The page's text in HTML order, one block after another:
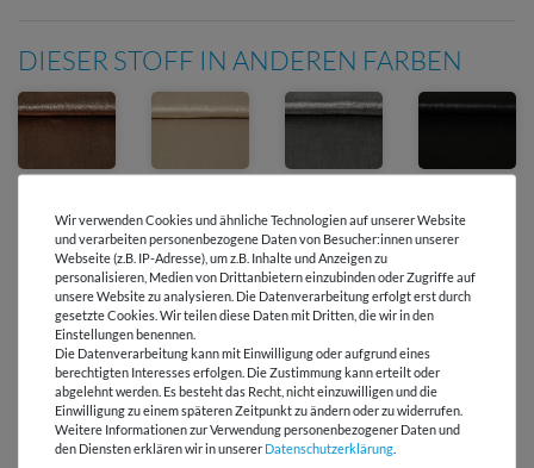
DIESER STOFF IN ANDEREN FARBEN
Versandkostenfrei ab 60 € -
Lieferung mit DHL
E-Mail Kundenservice
Antwort in 24h
Über 98% positive
Bewertungen
Wir verwenden Cookies und ähnliche Technologien auf unserer Website
und verarbeiten personenbezogene Daten von Besucher:innen unserer
Webseite (z.B. IP-Adresse), um z.B. Inhalte und Anzeigen zu
personalisieren, Medien von Drittanbietern einzubinden oder Zugriffe auf
unsere Website zu analysieren. Die Datenverarbeitung erfolgt erst durch
gesetzte Cookies. Wir teilen diese Daten mit Dritten, die wir in den
Einstellungen benennen.
Die Datenverarbeitung kann mit Einwilligung oder aufgrund eines
berechtigten Interesses erfolgen. Die Zustimmung kann erteilt oder
abgelehnt werden. Es besteht das Recht, nicht einzuwilligen und die
Einwilligung zu einem späteren Zeitpunkt zu ändern oder zu widerrufen.
Weitere Informationen zur Verwendung personenbezogener Daten und
den Diensten erklären wir in unserer Daten­schutz­erklärung